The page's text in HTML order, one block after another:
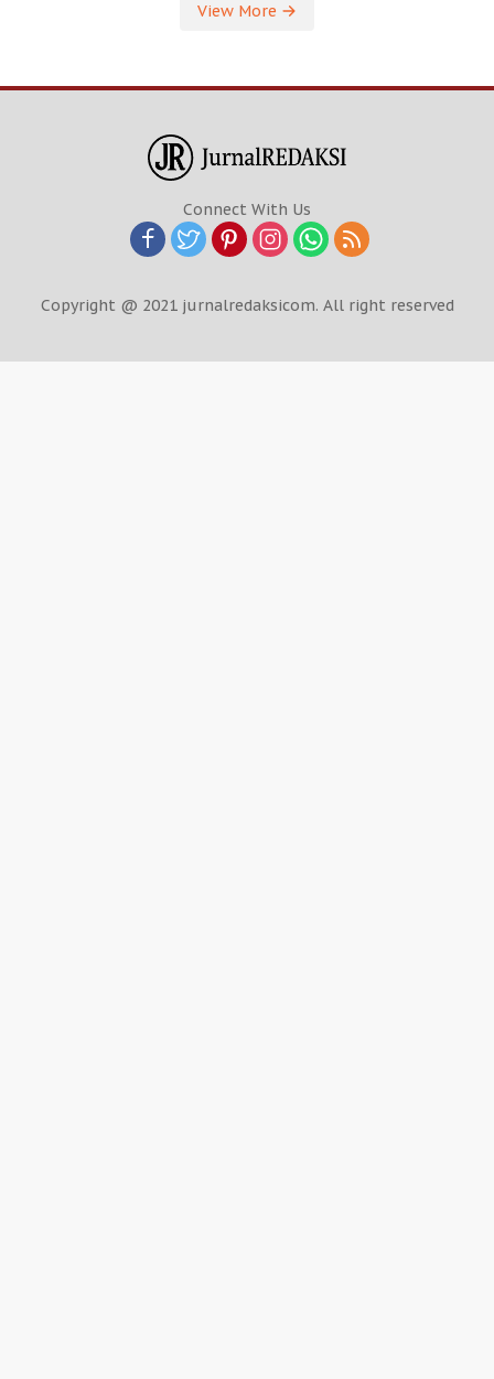
View More
Connect With Us
Copyright @ 2021 jurnalredaksicom. All right reserved